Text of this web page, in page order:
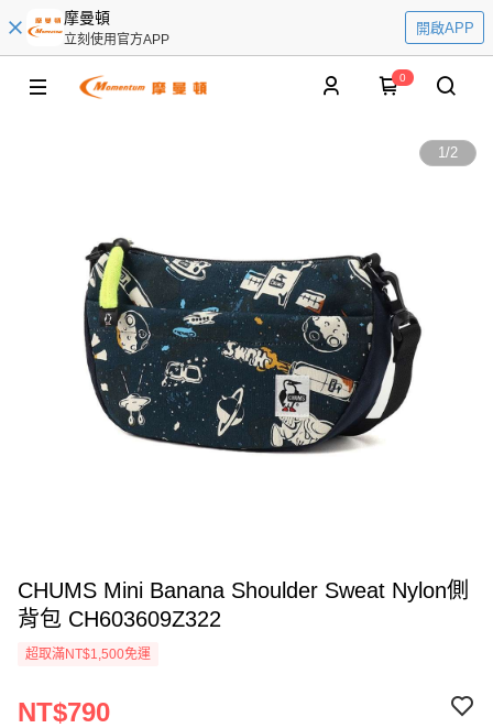
摩曼頓
立刻使用官方APP
開啟APP
0
1/2
CHUMS Mini Banana Shoulder Sweat Nylon側
背包 CH603609Z322
超取滿NT$1,500免運
NT$790